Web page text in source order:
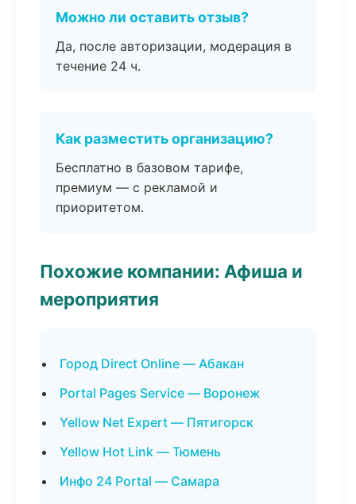
Можно ли оставить отзыв?
Да, после авторизации, модерация в
течение 24 ч.
Как разместить организацию?
Бесплатно в базовом тарифе,
премиум — с рекламой и
приоритетом.
Похожие компании: Афиша и
мероприятия
Город Direct Online — Абакан
Portal Pages Service — Воронеж
Yellow Net Expert — Пятигорск
Yellow Hot Link — Тюмень
Инфо 24 Portal — Самара